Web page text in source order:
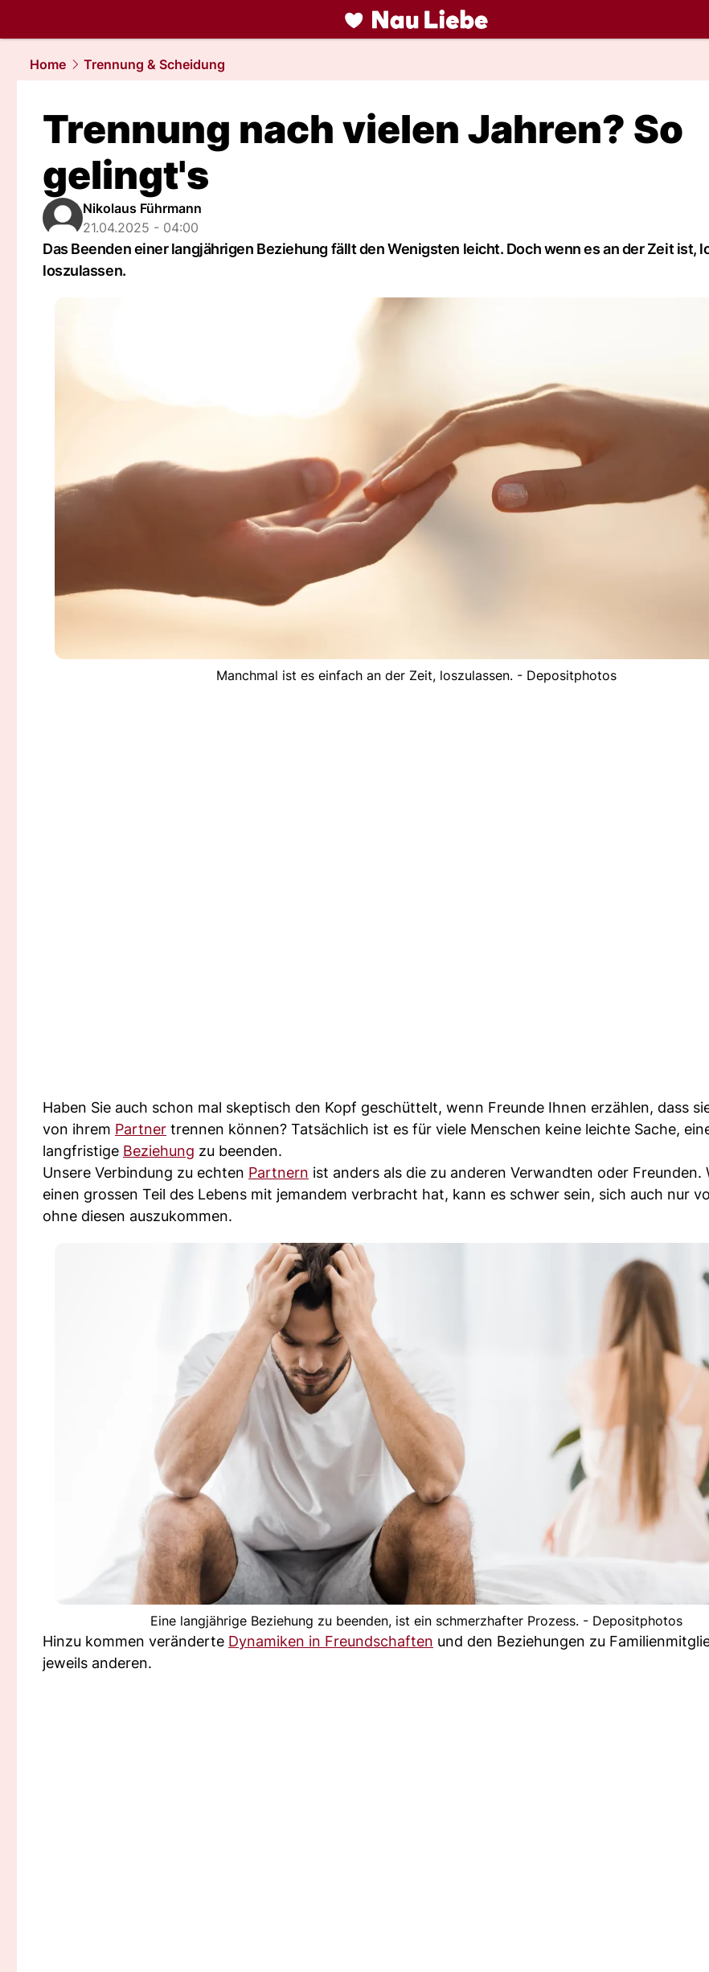
liebe.NAU.ch
Home
Trennung & Scheidung
Trennung nach vielen Jahren? So
gelingt's
Nikolaus Führmann
21.04.2025 - 04:00
Das Beenden einer langjährigen Beziehung fällt den Wenigsten leicht. Doch wenn es an der Zeit ist,
loszulassen.
Manchmal ist es einfach an der Zeit, loszulassen. - Depositphotos
Haben Sie auch schon mal skeptisch den Kopf geschüttelt, wenn Freunde Ihnen erzählen, dass
von ihrem Partner trennen können? Tatsächlich ist es für viele Menschen keine leichte Sache,
langfristige Beziehung zu beenden.
Unsere Verbindung zu echten Partnern ist anders als die zu anderen Verwandten oder Freunden.
einen grossen Teil des Lebens mit jemandem verbracht hat, kann es schwer sein, sich auch nur
ohne diesen auszukommen.
Eine langjährige Beziehung zu beenden, ist ein schmerzhafter Prozess. - Depositphotos
Hinzu kommen veränderte Dynamiken in Freundschaften und den Beziehungen zu
jeweils anderen.